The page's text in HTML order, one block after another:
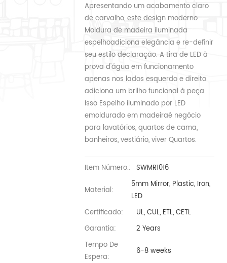
Apresentando um acabamento claro
de carvalho, este design moderno
Moldura de madeira iluminada
espelhoadiciona elegância e re-definir
seu estilo declaração. A tira de LED à
prova d'água em funcionamento
apenas nos lados esquerdo e direito
adiciona um brilho funcional à peça
Isso Espelho iluminado por LED
emoldurado em madeiraé negócio
para lavatórios, quartos de cama,
banheiros, vestiário, viver Quartos.
Item Número.: SWMR1016
Material:
5mm Mirror, Plastic, Iron,
LED
Certificado:
UL, CUL, ETL, CETL
Garantia:
2 Years
Tempo De
Espera:
6-8 weeks